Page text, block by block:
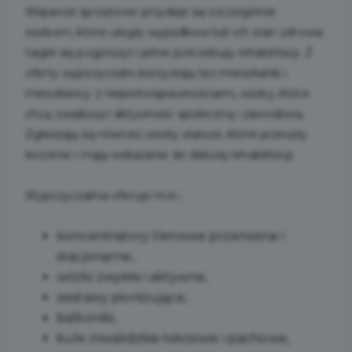
Wsparcie sprzętowe przydaje się szczególnie
osobom, które uległy wypadkowi lub ich stan zdrowia
nagle się pogorszył i pilnie potrzebują rehabilitacji. Z
oferty wypożyczalni korzystają też mieszkanki i
mieszkańcy z niepełnosprawnościami, osoby, które
chcą zwiększyć aktywność społeczną i zawodową.
Zgłaszają się również osoby starsze, które przeszły
leczenie i mają wskazanie do dalszej rehabilitacji.
Wypożyczalnia oferuje m.in.:
koncentratory tlenowe przenośne i
stacjonarne,
wózki zwykłe i aktywne,
zestawy pionizujące,
balkoniki,
kule inwalidzkie łokciowe i pachowe,